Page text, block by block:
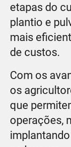
etapas do
plantio e
mais
de custos.
Com os
os
que
operações,